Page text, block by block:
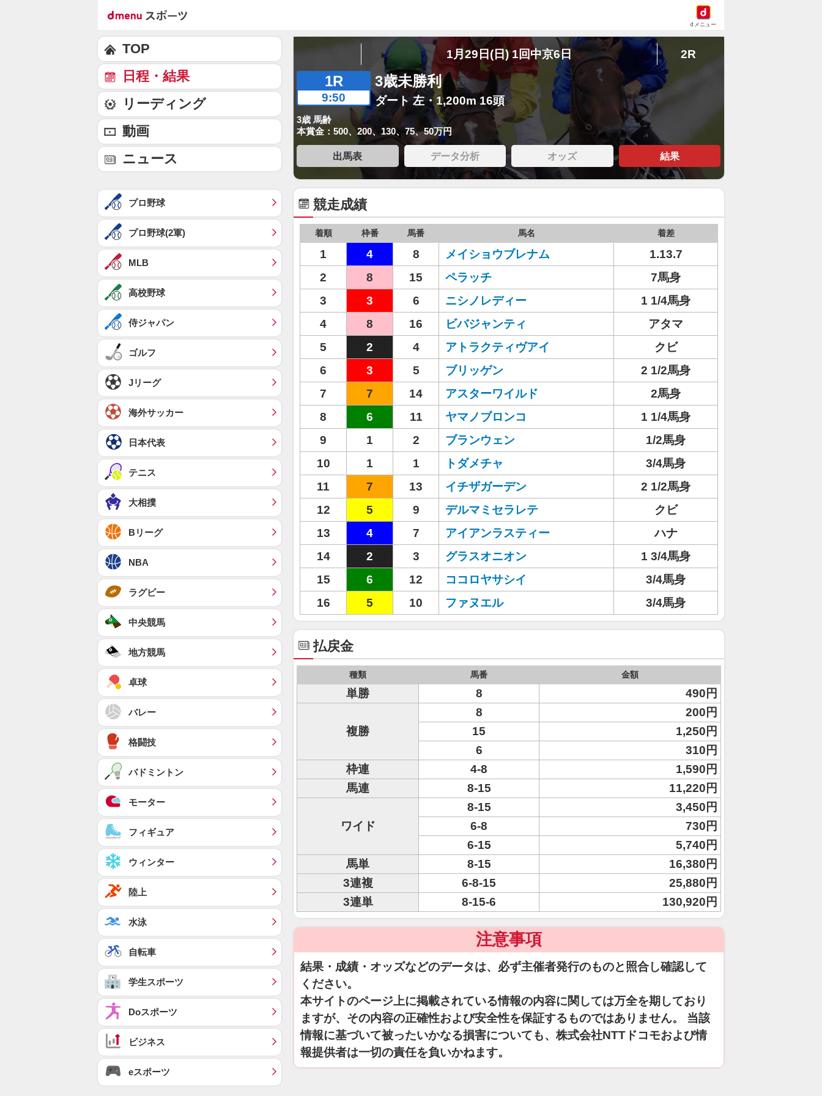
dメニュー
1月29日(日) 1回中京6日 2R
1R
9:50
3歳未勝利
ダート 左・1,200m 16頭
3歳 馬齢
本賞金：500、200、130、75、50万円
出馬表 データ分析 オッズ 結果
競走成績
着順 枠番 馬番 馬名 着差
1 4 8 メイショウブレナム
1.13.7
2
8 15 ペラッチ
7馬身
3
3 6 ニシノレディー
1 1/4馬身
4
8 16 ビバジャンティ
アタマ
5
2 4 アトラクティヴアイ
クビ
6
3 5 ブリッゲン
2 1/2馬身
7
7 14 アスターワイルド
2馬身
8
6 11 ヤマノブロンコ
1 1/4馬身
9
1 2 ブランウェン
1/2馬身
10
1 1 トダメチャ
3/4馬身
11
7 13 イチザガーデン
2 1/2馬身
12
5 9 デルマミセラレテ
クビ
13
4 7 アイアンラスティー
ハナ
14
2 3 グラスオニオン
1 3/4馬身
15
6 12 ココロヤサシイ
3/4馬身
16
5 10 ファヌエル 3/4馬身
払戻金
種類 馬番 金額
単勝 8 490円
複勝
8
200円
15
1,250円
6
310円
枠連
4-8
1,590円
馬連
8-15 11,220円
ワイド
8-15
3,450円
6-8
730円
6-15
5,740円
馬単
8-15
16,380円
3連複
6-8-15
25,880円
3連単
8-15-6 130,920円
注意事項
結果・成績・オッズなどのデータは、必ず主催者発行のものと照合し確認して
ください。
本サイトのページ上に掲載されている情報の内容に関しては万全を期しており
ますが、その内容の正確性および安全性を保証するものではありません。 当該
情報に基づいて被ったいかなる損害についても、株式会社NTTドコモおよび情
報提供者は一切の責任を負いかねます。
TOP
日程・結果
リーディング
動画
ニュース
プロ野球
プロ野球(2軍)
MLB
高校野球
侍ジャパン
ゴルフ
Jリーグ
海外サッカー
日本代表
テニス
大相撲
Bリーグ
NBA
ラグビー
中央競馬
地方競馬
卓球
バレー
格闘技
バドミントン
モーター
フィギュア
ウィンター
陸上
水泳
自転車
学生スポーツ
Doスポーツ
ビジネス
eスポーツ